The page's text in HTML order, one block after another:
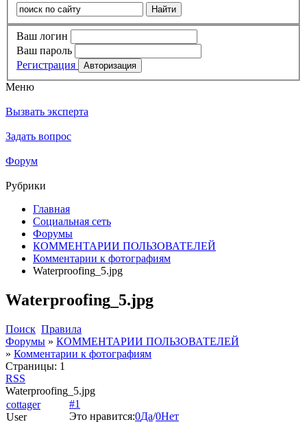
Ваш логин
Ваш пароль
Регистрация
Меню
Вызвать эксперта
Задать вопрос
Форум
Рубрики
Главная
Социальная сеть
Форумы
КОММЕНТАРИИ ПОЛЬЗОВАТЕЛЕЙ
Комментарии к фотографиям
Waterproofing_5.jpg
Waterproofing_5.jpg
Поиск Правила
Форумы » КОММЕНТАРИИ ПОЛЬЗОВАТЕЛЕЙ
» Комментарии к фотографиям
Страницы: 1
RSS
Waterproofing_5.jpg
cottager
User
#1
Это нравится:0Да/0Нет